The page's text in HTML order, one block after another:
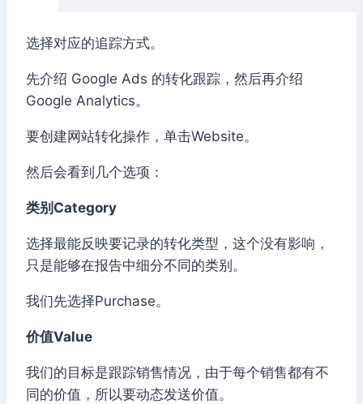
选择对应的追踪方式。
先介绍 Google Ads 的转化跟踪，然后再介绍
Google Analytics。
要创建网站转化操作，单击Website。
然后会看到几个选项：
类别Category
选择最能反映要记录的转化类型，这个没有影响，
只是能够在报告中细分不同的类别。
我们先选择Purchase。
价值Value
我们的目标是跟踪销售情况，由于每个销售都有不
同的价值，所以要动态发送价值。